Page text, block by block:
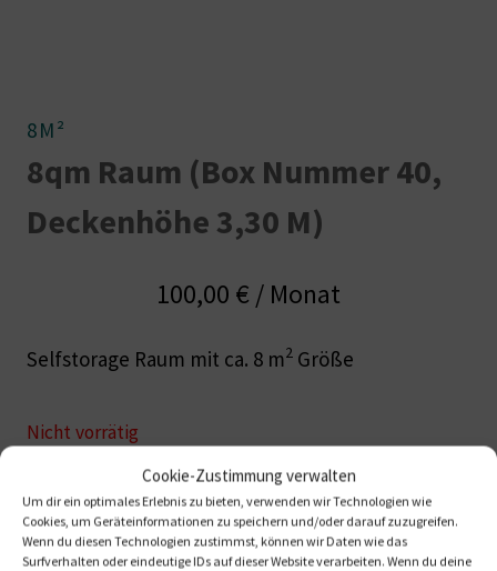
Cookie-Zustimmung verwalten
Um dir ein optimales Erlebnis zu bieten, verwenden wir Technologien wie
Cookies, um Geräteinformationen zu speichern und/oder darauf zuzugreifen.
Wenn du diesen Technologien zustimmst, können wir Daten wie das
Surfverhalten oder eindeutige IDs auf dieser Website verarbeiten. Wenn du deine
8M²
8qm Raum (Box Nummer 40,
Deckenhöhe 3,30 M)
100,00 € / Monat
Selfstorage Raum mit ca. 8 m2 Größe
Nicht vorrätig
Benachrichtigt Mich, Wenn Die
Box Wieder Verfügbar Ist